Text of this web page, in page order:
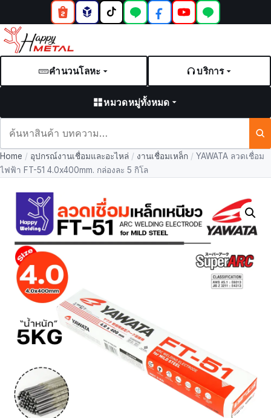
คำนวนโลหะ บริการ
หมวดหมู่ทั้งหมด
และ
บทความ
Home / อุปกรณ์งานเชื่อมและอะไหล่ / งานเชื่อมเหล็ก / YAWATA ลวดเชื่อม
ไฟฟ้า FT-51 4.0x400mm. กล่องละ 5 กิโล